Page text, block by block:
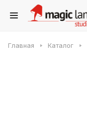
Главная Каталог